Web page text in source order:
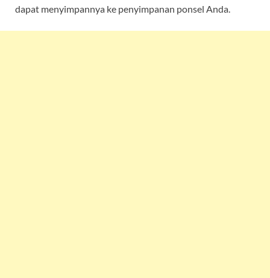
dapat menyimpannya ke penyimpanan ponsel Anda.